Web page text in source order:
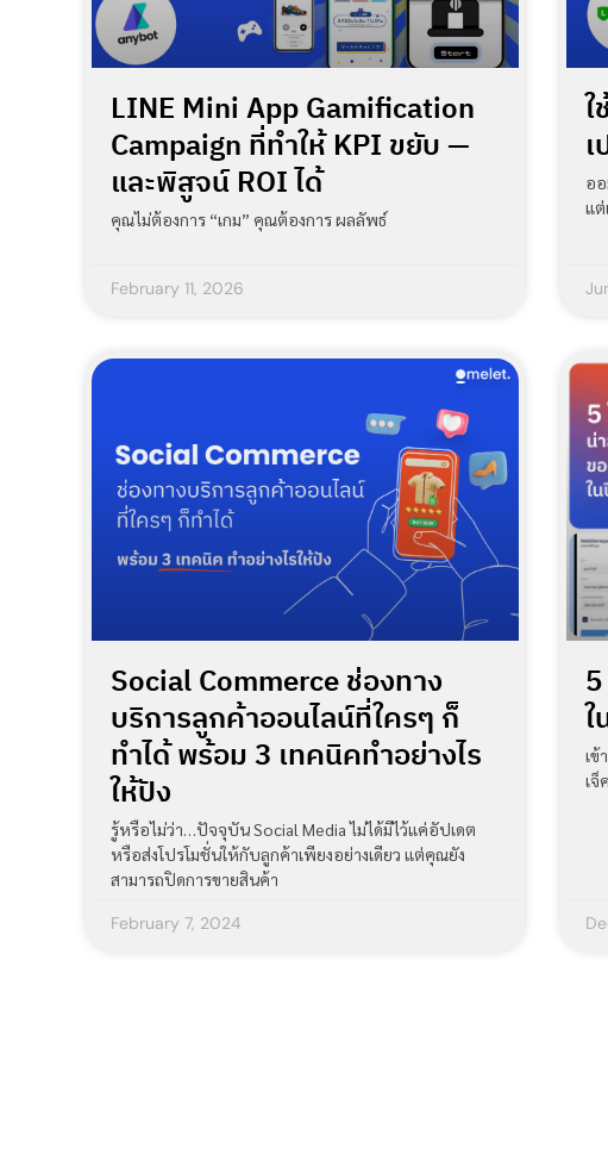
LINE Mini App Gamification
Campaign ที่ทำให้ KPI ขยับ —
และพิสูจน์ ROI ได้
คุณไม่ต้องการ “เกม” คุณต้องการ ผลลัพธ์
February 11, 2026
อ
แต่
Social Commerce ช่องทาง
บริการลูกค้าออนไลน์ที่ใครๆ ก็
ทำได้ พร้อม 3 เทคนิคทำอย่างไร
ให้ปัง
รู้หรือไม่ว่า…ปัจจุบัน Social Media ไม่ได้มีไว้แค่อัปเดต
หรือส่งโปรโมชั่นให้กับลูกค้าเพียงอย่างเดียว แต่คุณยัง
สามารถปิดการขายสินค้า
February 7, 2024
เข้
เจ็